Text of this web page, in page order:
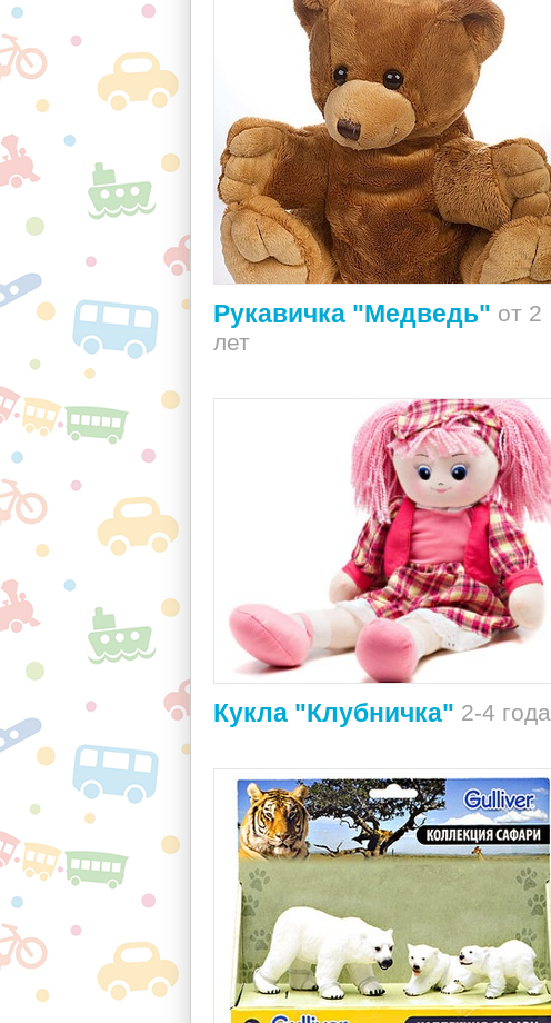
Рукавичка "Медведь" от 2
лет
Кукла "Клубничка" 2-4 года